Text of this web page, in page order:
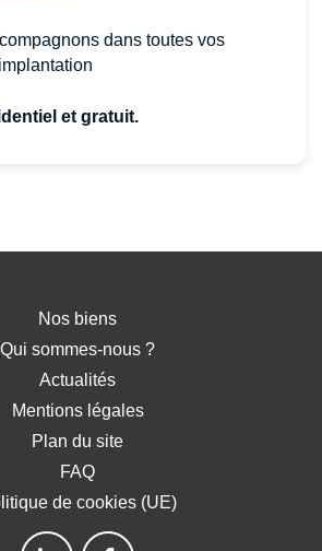
dans toutes vos
et gratuit.
Nos biens
Qui sommes-nous ?
Actualités
Mentions légales
Plan du site
FAQ
de cookies (UE)